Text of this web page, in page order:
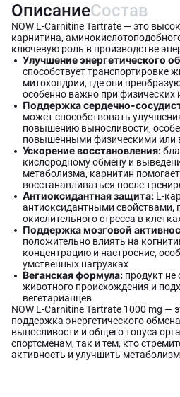
ОписаниеСостав
NOW L-Carnitine Tartrate — это
карнитина,
ключевую роль в производстве
Улучшение энергетического
способствует транспортировке
митохондрии, где они
особенно важно при физических
Поддержка сердечно-
может способствовать
повышению выносливости,
повышенными физическими или
Ускорение восстановления:
кислородному обмену и
метаболизма, карнитин
восстанавливаться после
Антиоксидантная защита: L-
антиоксидантными свойствами,
окислительного стресса в
Поддержка мозговой
положительно влиять на
концентрацию и настроение,
умственных нагрузках
Веганская формула: продукт
животного происхождения и
вегетарианцев
NOW L-Carnitine Tartrate 1000 mg —
поддержка энергетического
выносливости и общего тонуса
спортсменам, так и тем, кто
активность и улучшить